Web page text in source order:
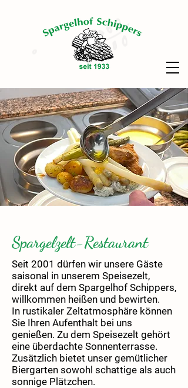
Spargelzelt-Restaurant
Seit 2001 dürfen wir unsere Gäste
saisonal in unserem Speisezelt,
direkt auf dem Spargelhof Schippers,
willkommen heißen und bewirten.
In rustikaler Zeltatmosphäre können
Sie Ihren Aufenthalt bei uns
genießen. Zu dem Speisezelt gehört
eine überdachte Sonnenterrasse.
Zusätzlich bietet unser gemütlicher
Biergarten sowohl schattige als auch
sonnige Plätzchen.